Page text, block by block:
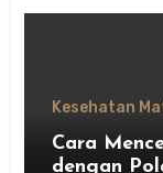
Kesehatan
Cara
dengan